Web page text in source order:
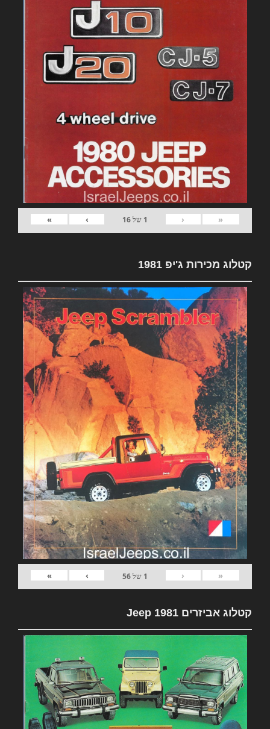
«
‹
1 של16
›
»
קטלוג מכירות ג'יפ 1981
«
‹
1 של56
›
»
קטלוג אביזרים 1981 Jeep